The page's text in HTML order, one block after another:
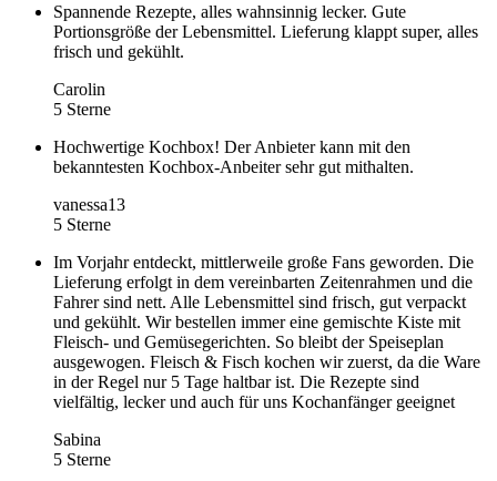
Spannende Rezepte, alles wahnsinnig lecker. Gute
Portionsgröße der Lebensmittel. Lieferung klappt super, alles
frisch und gekühlt.
Carolin
5 Sterne
Hochwertige Kochbox! Der Anbieter kann mit den
bekanntesten Kochbox-Anbeiter sehr gut mithalten.
vanessa13
5 Sterne
Im Vorjahr entdeckt, mittlerweile große Fans geworden. Die
Lieferung erfolgt in dem vereinbarten Zeitenrahmen und die
Fahrer sind nett. Alle Lebensmittel sind frisch, gut verpackt
und gekühlt. Wir bestellen immer eine gemischte Kiste mit
Fleisch- und Gemüsegerichten. So bleibt der Speiseplan
ausgewogen. Fleisch & Fisch kochen wir zuerst, da die Ware
in der Regel nur 5 Tage haltbar ist. Die Rezepte sind
vielfältig, lecker und auch für uns Kochanfänger geeignet
Sabina
5 Sterne